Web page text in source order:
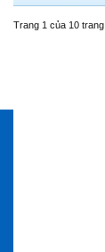
Trang 1 của 10 trang